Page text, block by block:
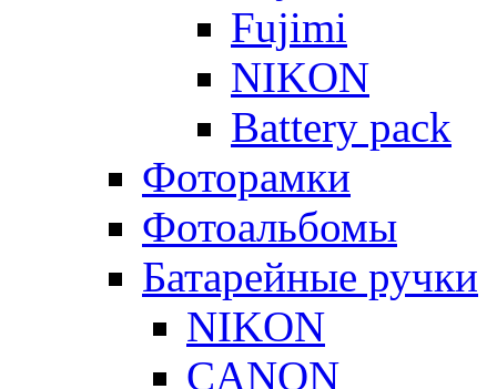
Fujimi
NIKON
Battery pack
Фоторамки
Фотоальбомы
Батарейные ручки
NIKON
CANON